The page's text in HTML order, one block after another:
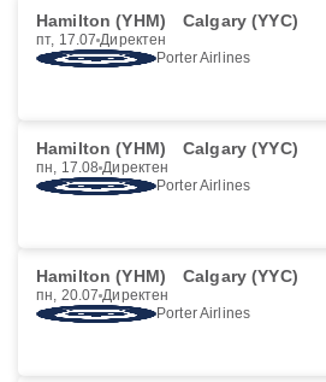
Hamilton (YHM) Calgary (YYC)
пт, 17.07 Директен
Porter Airlines
Hamilton (YHM) Calgary (YYC)
пн, 17.08 Директен
Porter Airlines
Hamilton (YHM) Calgary (YYC)
пн, 20.07 Директен
Porter Airlines